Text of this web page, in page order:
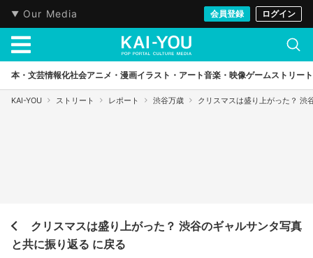
Our Media 会員登録 ログイン
本・文芸情報化社会アニメ・漫画イラスト・アート音楽・映像ゲームストリート
KAI-YOU ストリート レポート 渋谷万歳 クリスマスは盛り上がった？ 渋
クリスマスは盛り上がった？ 渋谷のギャルサンタ写真
と共に振り返る に戻る